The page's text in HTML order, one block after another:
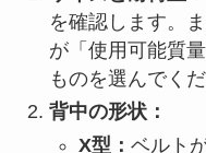
を確認します。
が「使用可能質
ものを選んでくだ
背中の形状：
X型： ベルト